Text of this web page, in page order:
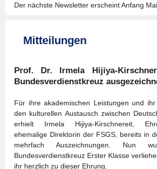
Der nächste Newsletter erscheint Anfang Mai.
Mitteilungen
Prof. Dr. Irmela Hijiya-
Bundesverdienstkreuz
Für ihre akademischen Leistungen und
den kulturellen Austausch zwischen
erhielt Irmela Hijiya-Kirschnereit,
ehemalige Direktorin der FSGS, bereits in
mehrfach Auszeichnungen. Nun
Bundesverdienstkreuz Erster Klasse
ihr herzlich zu dieser Ehrung.